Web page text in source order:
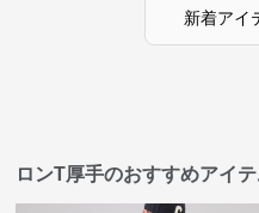
新着アイ
ロンT厚手のおすすめアイ